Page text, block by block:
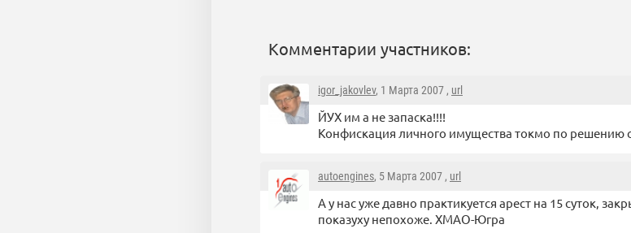
Комментарии участников:
igor_jakovlev, 1 Марта 2007 , url
ЙУХ им а не запаска!!!!
Конфискация личного имущества токмо по решению
autoengines, 5 Марта 2007 , url
А у нас уже давно практикуется арест на 15 суток,
показуху непохоже. ХМАО-Югра